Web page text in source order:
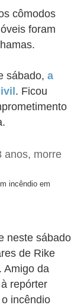
cômodos
foram
sábado, a
. Ficou
incêndio em
neste sábado
de Rike
Amigo da
repórter
incêndio